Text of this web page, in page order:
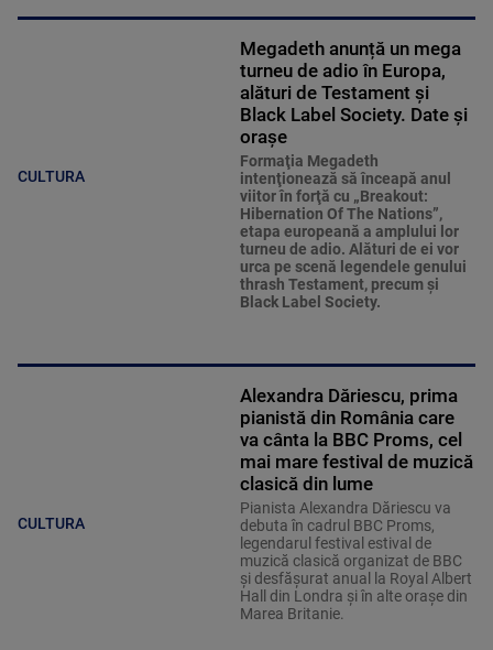
CULTURA
Megadeth anunță un mega
turneu de adio în Europa,
alături de Testament și
Black Label Society. Date și
orașe
Formaţia Megadeth
intenţionează să înceapă anul
viitor în forţă cu „Breakout:
Hibernation Of The Nations”,
etapa europeană a amplului lor
turneu de adio. Alături de ei vor
urca pe scenă legendele genului
thrash Testament, precum şi
Black Label Society.
CULTURA
Alexandra Dăriescu, prima
pianistă din România care
va cânta la BBC Proms, cel
mai mare festival de muzică
clasică din lume
Pianista Alexandra Dăriescu va
debuta în cadrul BBC Proms,
legendarul festival estival de
muzică clasică organizat de BBC
şi desfăşurat anual la Royal Albert
Hall din Londra şi în alte oraşe din
Marea Britanie.